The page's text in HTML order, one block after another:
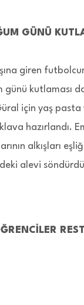
GÜNÜ
giren
günü kutlaması
için yaş pasta
hazırlandı.
alkışları
alevi